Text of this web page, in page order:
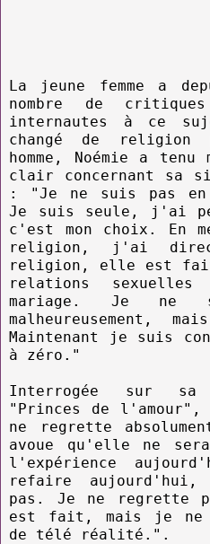
La jeune femme a
nombre de
internautes à ce
changé de religion
homme, Noémie a
clair concernant sa
: "Je ne suis pas en
Je suis seule, j'ai
c'est mon choix. En
religion, j'ai
religion, elle est
relations sexuelles
mariage. Je ne
malheureusement,
Maintenant je suis
à zéro."
Interrogée sur sa
"Princes de l'amour",
ne regrette
avoue qu'elle ne
l'expérience
refaire
pas. Je ne regrette
est fait, mais je ne
de télé réalité.".